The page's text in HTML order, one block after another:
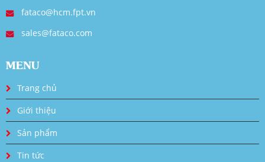
fataco@hcm.fpt.vn
sales@fataco.com
MENU
Trang chủ
Giới thiệu
Sản phẩm
Tin tức